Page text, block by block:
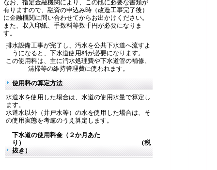
なお、指定金融機関により、この他に必要な書類が
有りますので、融資の申込み時（改造工事完了後）
に金融機関に問い合わせてからお出かけください。
また、収入印紙、手数料等数千円が必要になりま
す。
排水設備工事が完了し、汚水を公共下水道へ流すよ
うになると、下水道使用料が必要になります。
この使用料は、主に汚水処理費や下水道管の補修、
清掃等の維持管理費に使われます。
使用料の算定方法
水道水を使用した場合は、水道の使用水量で算定し
ます。
水道水以外（井戸水等）の水を使用した場合は、そ
の使用実態を考慮のうえ算定します。
下水道の使用料金（２か月あた
り） （税
抜き）